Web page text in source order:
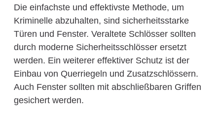
Die einfachste und effektivste Methode, um
Kriminelle abzuhalten, sind sicherheitsstarke
Türen und Fenster. Veraltete Schlösser sollten
durch moderne Sicherheitsschlösser ersetzt
werden. Ein weiterer effektiver Schutz ist der
Einbau von Querriegeln und Zusatzschlössern.
Auch Fenster sollten mit abschließbaren Griffen
gesichert werden.